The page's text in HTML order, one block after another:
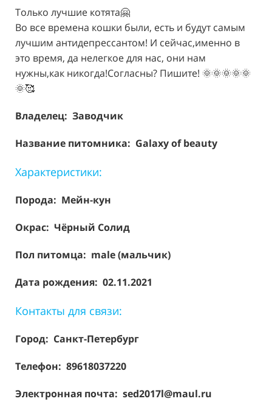
Только лучшие котята🤗
Во все времена кошки были, есть и будут самым
лучшим антидепрессантом! И сейчас,именно в
это время, да нелегкое для нас, они нам
нужны,как никогда!Согласны? Пишите! 🌞🌞🌞🌞🌞
🌞🥰
Владелец: Заводчик
Название питомника: Galaxy of beauty
Характеристики:
Порода: Мейн-кун
Окрас: Чёрный Солид
Пол питомца: male (мальчик)
Дата рождения: 02.11.2021
Контакты для связи:
Город: Санкт-Петербург
Телефон: 89618037220
Электронная почта: sed2017l@maul.ru